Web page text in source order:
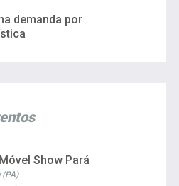
demanda por
Show Pará
(PA)